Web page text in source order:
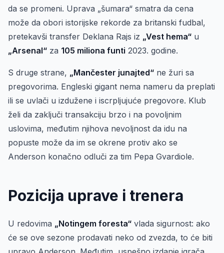
da se promeni. Uprava „šumara“ smatra da cena
može da obori istorijske rekorde za britanski fudbal,
pretekavši transfer Deklana Rajs iz „Vest hema“ u
„Arsenal“ za 105 miliona funti 2023. godine.
S druge strane, „Mančester junajted“ ne žuri sa
pregovorima. Engleski gigant nema nameru da preplati
ili se uvlači u izdužene i iscrpljujuće pregovore. Klub
želi da zaključi transakciju brzo i na povoljnim
uslovima, međutim njihova nevoljnost da idu na
popuste može da im se okrene protiv ako se
Anderson konačno odluči za tim Pepa Gvardiole.
Pozicija uprave i trenera
U redovima „Notingem foresta“ vlada sigurnost: ako
će se ove sezone prodavati neko od zvezda, to će biti